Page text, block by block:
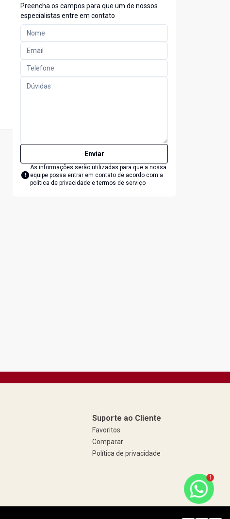
Preencha os campos para que um de nossos
especialistas entre em contato
Enviar
As informações serão utilizadas para que a nossa
equipe possa entrar em contato de acordo com a
política de privacidade e termos de serviço
Suporte ao Cliente
Favoritos
Comparar
Política de privacidade
1